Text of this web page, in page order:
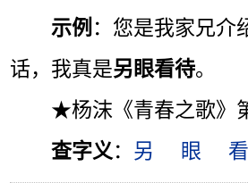
示例 ：您是我家兄介
话，我真是另眼看待。
★杨沫《青春之歌》
查字义 ： 另 眼 看